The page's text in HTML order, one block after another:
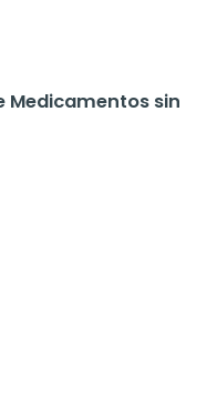
Medicamentos sin